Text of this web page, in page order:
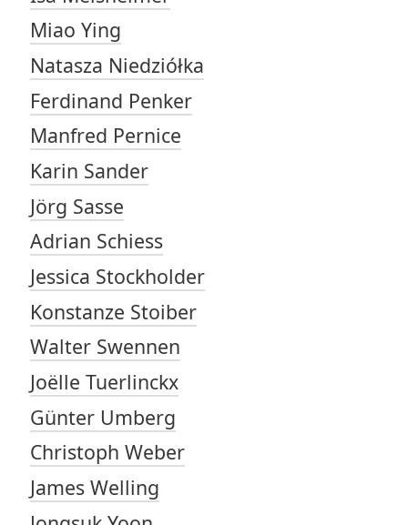
Miao Ying
Natasza Niedziółka
Ferdinand Penker
Manfred Pernice
Karin Sander
Jörg Sasse
Adrian Schiess
Jessica Stockholder
Konstanze Stoiber
Walter Swennen
Joëlle Tuerlinckx
Günter Umberg
Christoph Weber
James Welling